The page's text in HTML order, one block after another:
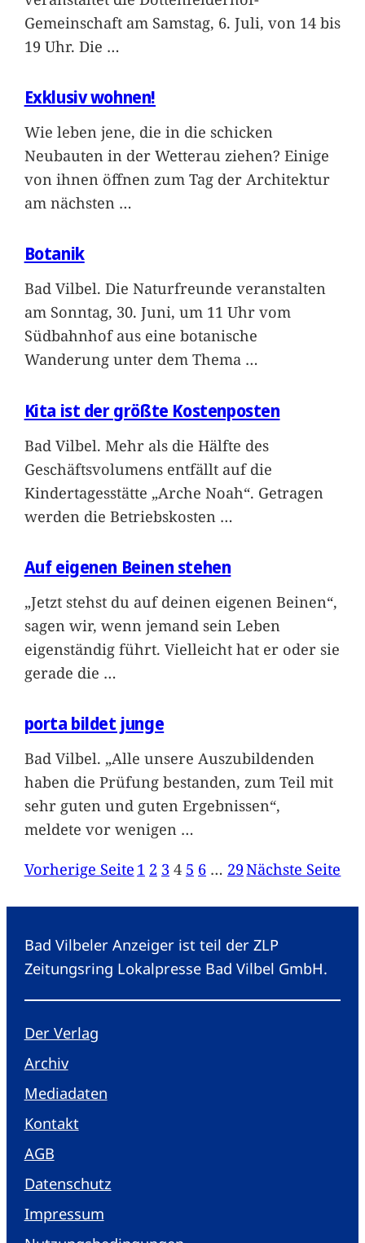
Gemeinschaft am Samstag, 6. Juli, von 14 bis
19 Uhr. Die …
Exklusiv wohnen!
Wie leben jene, die in die schicken
Neubauten in der Wetterau ziehen? Einige
von ihnen öffnen zum Tag der Architektur
am nächsten …
Botanik
Bad Vilbel. Die Naturfreunde veranstalten
am Sonntag, 30. Juni, um 11 Uhr vom
Südbahnhof aus eine botanische
Wanderung unter dem Thema …
Kita ist der größte Kostenposten
Bad Vilbel. Mehr als die Hälfte des
Geschäftsvolumens entfällt auf die
Kindertagesstätte „Arche Noah“. Getragen
werden die Betriebskosten …
Auf eigenen Beinen stehen
„Jetzt stehst du auf deinen eigenen Beinen“,
sagen wir, wenn jemand sein Leben
eigenständig führt. Vielleicht hat er oder sie
gerade die …
porta bildet junge
Bad Vilbel. „Alle unsere Auszubildenden
haben die Prüfung bestanden, zum Teil mit
sehr guten und guten Ergebnissen“,
meldete vor wenigen …
Vorherige Seite 1 2 3 4 5 6 … 29Nächste Seite
Bad Vilbeler Anzeiger ist teil der ZLP
Zeitungsring Lokalpresse Bad Vilbel GmbH.
Der Verlag
Archiv
Mediadaten
Kontakt
AGB
Datenschutz
Impressum